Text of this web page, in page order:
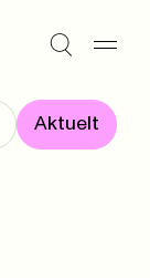
Aktuelt